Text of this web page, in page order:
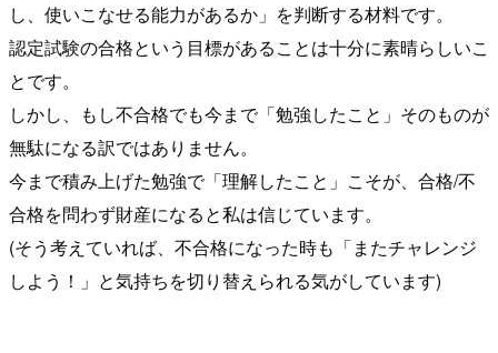
し、使いこなせる能力があるか」を判断する材料です。
認定試験の合格という目標があることは十分に素晴らしいこ
とです。
しかし、もし不合格でも今まで「勉強したこと」そのものが
無駄になる訳ではありません。
今まで積み上げた勉強で「理解したこと」こそが、合格/不
合格を問わず財産になると私は信じています。
(そう考えていれば、不合格になった時も「またチャレンジ
しよう！」と気持ちを切り替えられる気がしています)